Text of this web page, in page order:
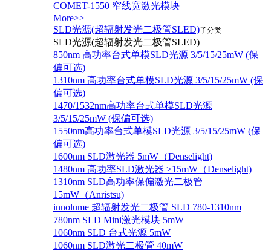
COMET-1550 窄线宽激光模块
More>>
SLD光源(超辐射发光二极管SLED)子分类
SLD光源(超辐射发光二极管SLED)
850nm 高功率台式单模SLD光源 3/5/15/25mW (保
偏可选)
1310nm 高功率台式单模SLD光源 3/5/15/25mW (保
偏可选)
1470/1532nm高功率台式单模SLD光源
3/5/15/25mW (保偏可选)
1550nm高功率台式单模SLD光源 3/5/15/25mW (保
偏可选)
1600nm SLD激光器 5mW（Denselight)
1480nm 高功率SLD激光器 >15mW（Denselight)
1310nm SLD高功率保偏激光二极管
15mW（Anristsu)
innolume 超辐射发光二极管 SLD 780-1310nm
780nm SLD Mini激光模块 5mW
1060nm SLD 台式光源 5mW
1060nm SLD激光二极管 40mW